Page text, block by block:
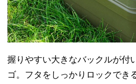
握りやすい大きなバックルが付
ゴ。フタをしっかりロックでき